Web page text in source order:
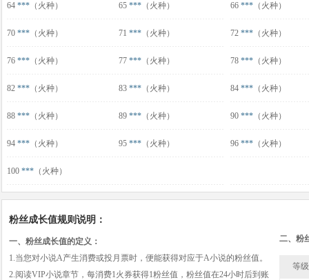
64 *** （火种） 65 *** （火种） 66 *** （火种）
70 *** （火种） 71 *** （火种） 72 *** （火种）
76 *** （火种） 77 *** （火种） 78 *** （火种）
82 *** （火种） 83 *** （火种） 84 *** （火种）
88 *** （火种） 89 *** （火种） 90 *** （火种）
94 *** （火种） 95 *** （火种） 96 *** （火种）
100 *** （火种）
粉丝成长值规则说明：
一、粉丝成长值的定义：
1.当您对小说A产生消费或投月票时，便能获得对应于A小说的粉丝值。
2.阅读VIP小说章节，每消费1火券获得1粉丝值，粉丝值在24小时后到账
二、粉
等级